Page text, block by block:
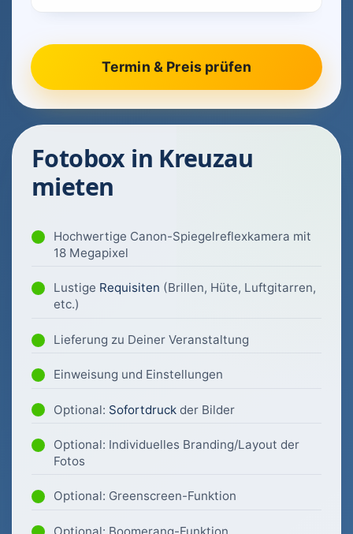
Fotobox in Kreuzau
mieten
Hochwertige Canon-Spiegelreflexkamera mit
18 Megapixel
Lustige Requisiten (Brillen, Hüte, Luftgitarren,
etc.)
Lieferung zu Deiner Veranstaltung
Einweisung und Einstellungen
Optional: Sofortdruck der Bilder
Optional: Individuelles Branding/Layout der
Fotos
Optional: Greenscreen-Funktion